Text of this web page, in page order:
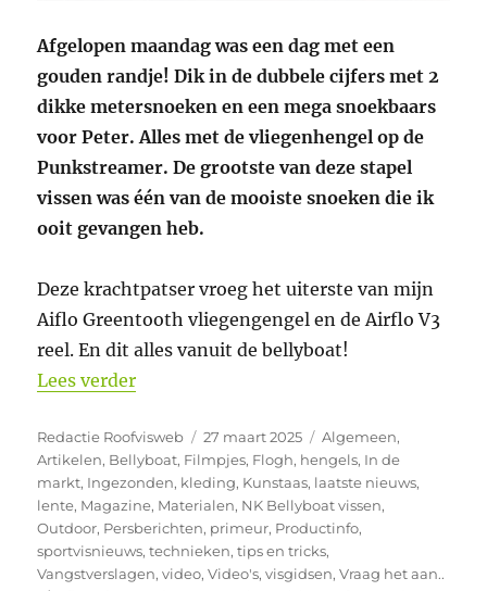
Afgelopen maandag was een dag met een
gouden randje! Dik in de dubbele cijfers met 2
dikke metersnoeken en een mega snoekbaars
voor Peter. Alles met de vliegenhengel op de
Punkstreamer. De grootste van deze stapel
vissen was één van de mooiste snoeken die ik
ooit gevangen heb.
Deze krachtpatser vroeg het uiterste van mijn
Aiflo Greentooth vliegengengel en de Airflo V3
reel. En dit alles vanuit de bellyboat!
Lees verder“DIKKE SNOEKBAARZEN EN HELE
Auteur
Redactie Roofvisweb
Geplaatst
op
27 maart 2025 Categorieën
Algemeen,
Artikelen, Bellyboat, Filmpjes, Flogh, hengels, In de
markt, Ingezonden, kleding, Kunstaas, laatste nieuws,
lente, Magazine, Materialen, NK Bellyboat vissen,
Outdoor, Persberichten, primeur, Productinfo,
sportvisnieuws,technieken,tips en tricks,
Vangstverslagen,video,Video's,visgidsen,Vraag het aan..